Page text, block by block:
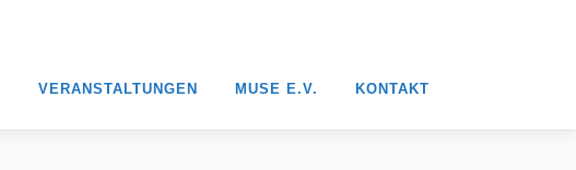
VERANSTALTUNGEN MUSE E.V. KONTAKT